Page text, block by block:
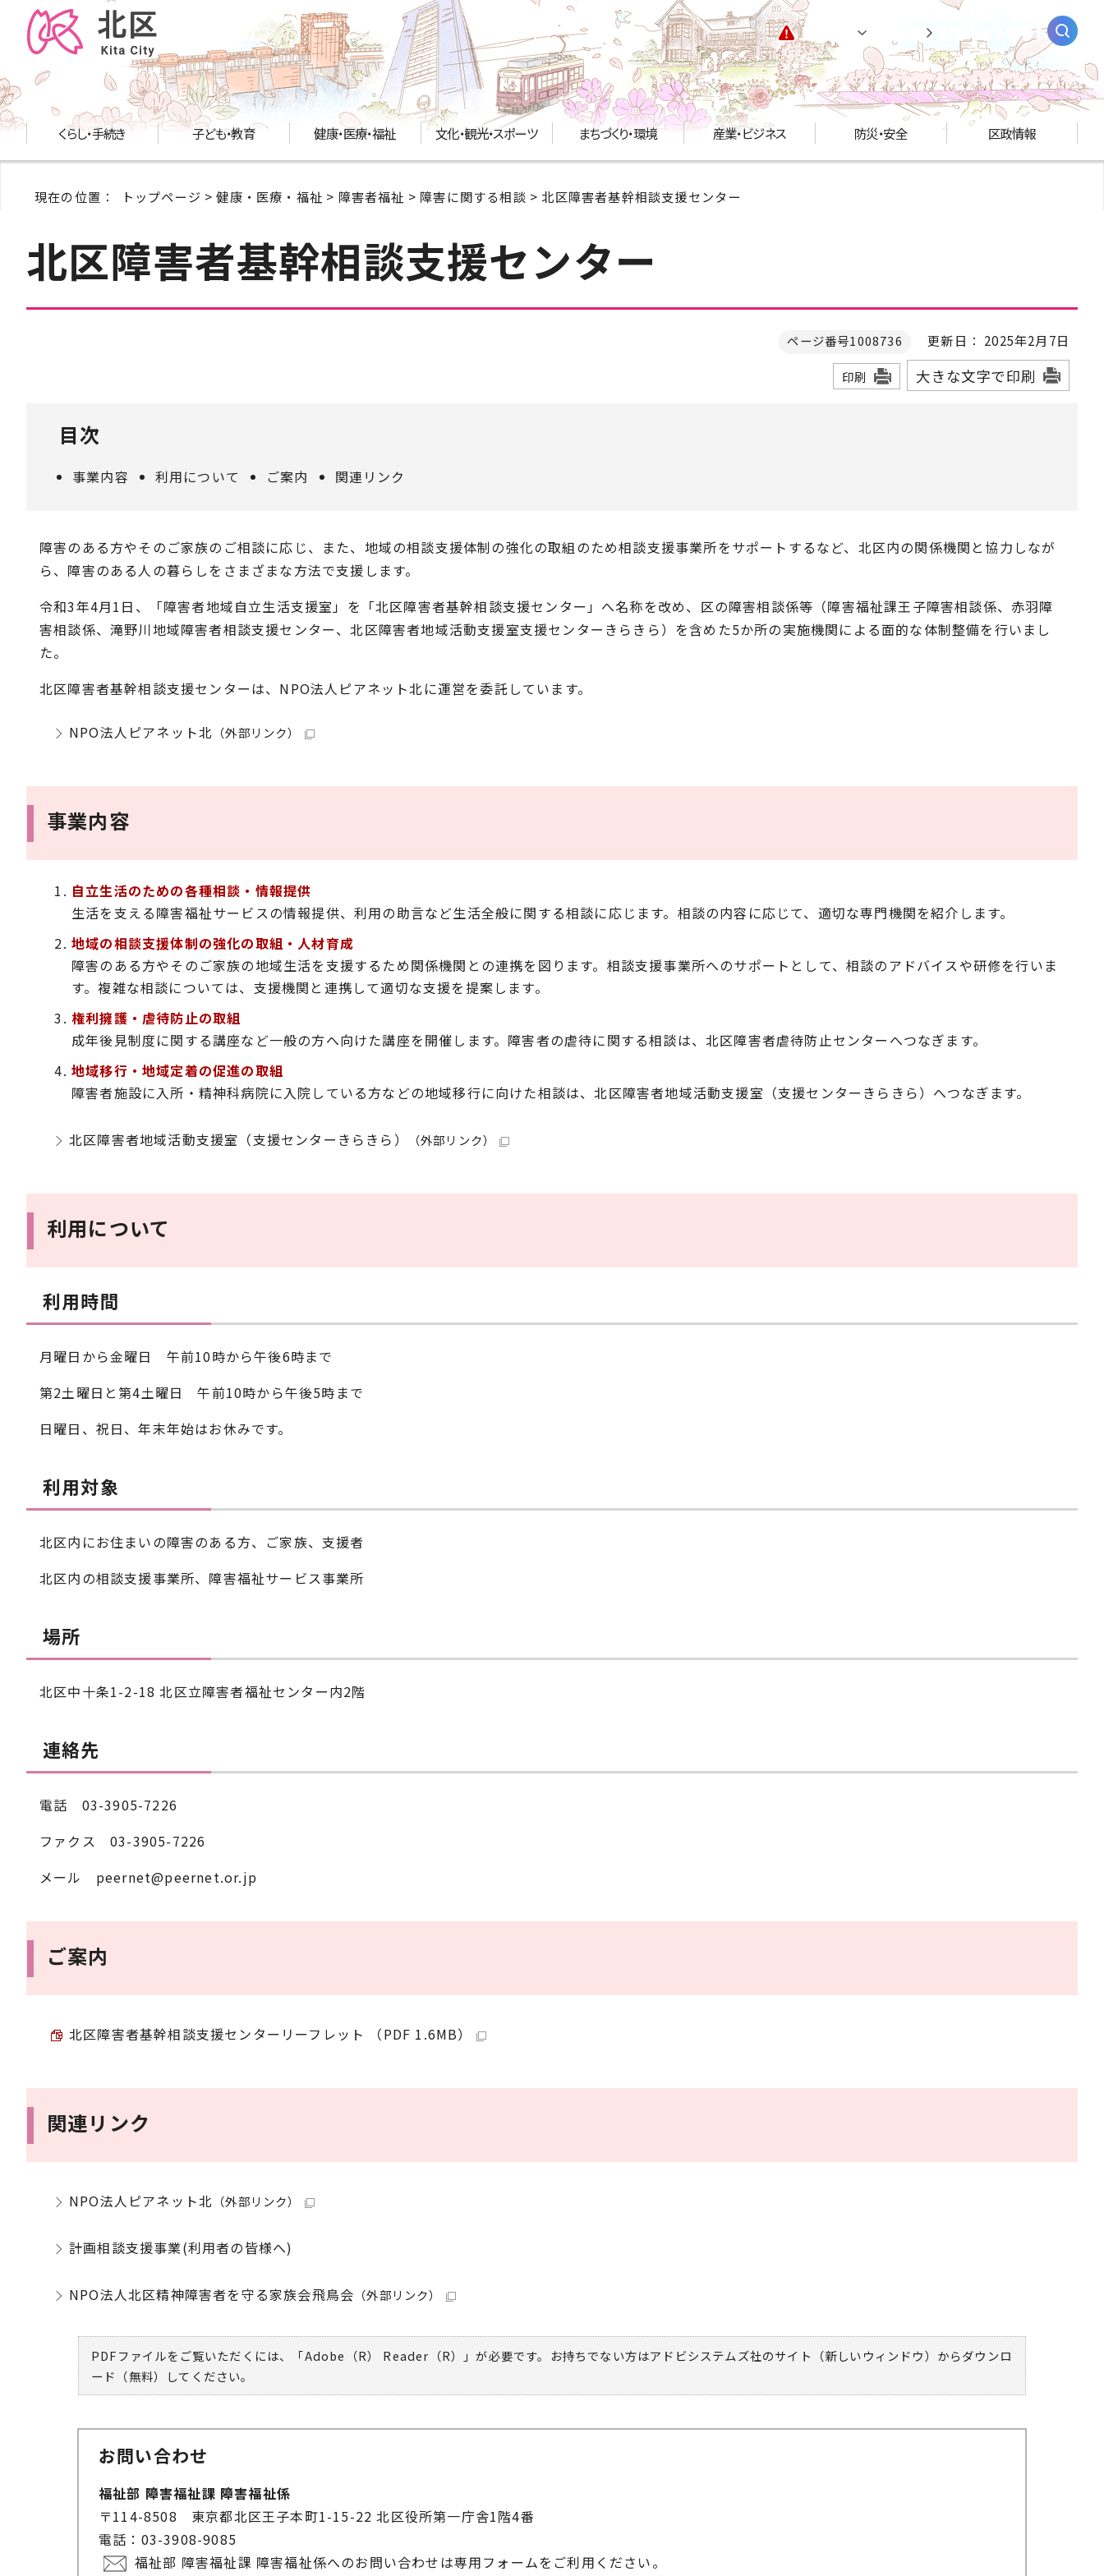
緊急情報 AIチャットボット
くらし・手続き 子ども・教育 健康・医療・福祉 文化・観光・スポーツ まちづくり・環境 産業・ビジネス 防災・安全 区政情報
現在の位置： トップページ >健康・医療・福祉 > 障害者福祉 > 障害に関する相談 > 北区障害者基幹相談支援センター
北区障害者基幹相談支援センター
ページ番号1008736 更新日： 2025年2月7日
印刷 大きな文字で印刷
目次
事業内容 利用について ご案内 関連リンク
障害のある方やそのご家族のご相談に応じ、また、地域の相談支援体制の強化の取組のため相談支援事業所をサポートするなど、北区内の関係機関と協力しなが
ら、障害のある人の暮らしをさまざまな方法で支援します。
令和3年4月1日、「障害者地域自立生活支援室」を「北区障害者基幹相談支援センター」へ名称を改め、区の障害相談係等（障害福祉課王子障害相談係、赤羽障
害相談係、滝野川地域障害者相談支援センター、北区障害者地域活動支援室支援センターきらきら）を含めた5か所の実施機関による面的な体制整備を行いまし
た。
北区障害者基幹相談支援センターは、NPO法人ピアネット北に運営を委託しています。
NPO法人ピアネット北 （外部リンク）
事業内容
自立生活のための各種相談・情報提供
生活を支える障害福祉サービスの情報提供、利用の助言など生活全般に関する相談に応じます。相談の内容に応じて、適切な専門機関を紹介します。
地域の相談支援体制の強化の取組・人材育成
障害のある方やそのご家族の地域生活を支援するため関係機関との連携を図ります。相談支援事業所へのサポートとして、相談のアドバイスや研修を行いま
す。複雑な相談については、支援機関と連携して適切な支援を提案します。
権利擁護・虐待防止の取組
成年後見制度に関する講座など一般の方へ向けた講座を開催します。障害者の虐待に関する相談は、北区障害者虐待防止センターへつなぎます。
地域移行・地域定着の促進の取組
障害者施設に入所・精神科病院に入院している方などの地域移行に向けた相談は、北区障害者地域活動支援室（支援センターきらきら）へつなぎます。
北区障害者地域活動支援室（支援センターきらきら） （外部リンク）
利用について
利用時間
月曜日から金曜日 午前10時から午後6時まで
第2土曜日と第4土曜日 午前10時から午後5時まで
日曜日、祝日、年末年始はお休みです。
利用対象
北区内にお住まいの障害のある方、ご家族、支援者
北区内の相談支援事業所、障害福祉サービス事業所
場所
北区中十条1-2-18 北区立障害者福祉センター内2階
連絡先
電話 03-3905-7226
ファクス 03-3905-7226
メール peernet@peernet.or.jp
ご案内
北区障害者基幹相談支援センターリーフレット （PDF 1.6MB）
関連リンク
NPO法人ピアネット北 （外部リンク）
計画相談支援事業(利用者の皆様へ)
NPO法人北区精神障害者を守る家族会飛鳥会 （外部リンク）
PDFファイルをご覧いただくには、「Adobe（R） Reader（R）」が必要です。お持ちでない方はアドビシステムズ社のサイト（新しいウィンドウ） からダウンロ
ード（無料）してください。
お問い合わせ
福祉部 障害福祉課 障害福祉係
〒114-8508 東京都北区王子本町1-15-22 北区役所第一庁舎1階4番
電話：03-3908-9085
福祉部 障害福祉課 障害福祉係へのお問い合わせは専用フォームをご利用ください。